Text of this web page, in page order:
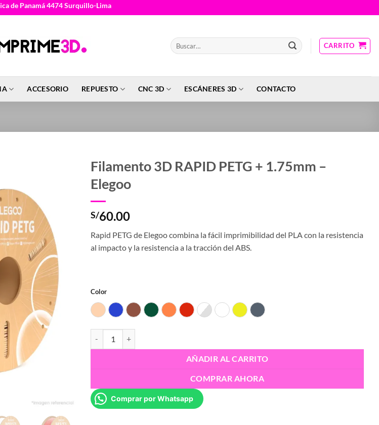
de Panamá 4474 Surquillo-Lima
Buscar
por:
CARRITO
ACCESORIO REPUESTO CNC 3D ESCÁNERES 3D CONTACTO
Filamento 3D RAPID PETG + 1.75mm –
Elegoo
S/60.00
Rapid PETG de Elegoo combina la fácil imprimibilidad del PLA con la resistencia
al impacto y la resistencia a la tracción del ABS.
Color
Beige Blue Brown Green OrangeRed Transparent
White Yellow Space Grey
AÑADIR AL CARRITO
COMPRAR AHORA
Comprar por Whatsapp